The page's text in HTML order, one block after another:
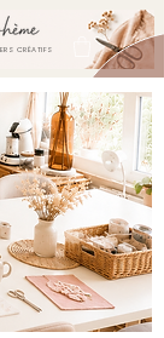
CRÉATIFS